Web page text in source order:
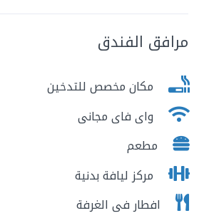
مرافق الفندق
مكان مخصص للتدخين
واى فاى مجانى
مطعم
مركز ليافة بدنية
افطار فى الغرفة